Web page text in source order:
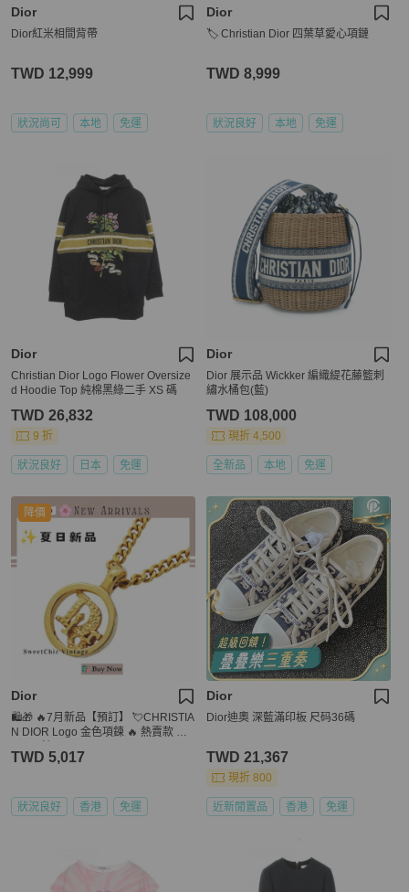
Dior
Dior紅米相間背帶
TWD 12,999
狀況尚可 本地 免運
Dior
🏷️ Christian Dior 四葉草愛心項鏈
TWD 8,999
狀況良好 本地 免運
Dior
Christian Dior Logo Flower Oversize
d Hoodie Top 純棉黑綠二手 XS 碼
TWD 26,832
9 折
狀況良好 日本 免運
Dior
Dior 展示品 Wickker 編織緹花藤籃刺
繡水桶包(藍)
TWD 108,000
現折 4,500
全新品 本地 免運
降價
Dior
🛍️🎁 🔥7月新品【預訂】 💘CHRISTIA
N DIOR Logo 金色項鍊 🔥 熱賣款 DI
TWD 5,017
狀況良好 香港 免運
Dior
Dior迪奧 深藍滿印板 尺码36碼
TWD 21,367
現折 800
近新閒置品 香港 免運